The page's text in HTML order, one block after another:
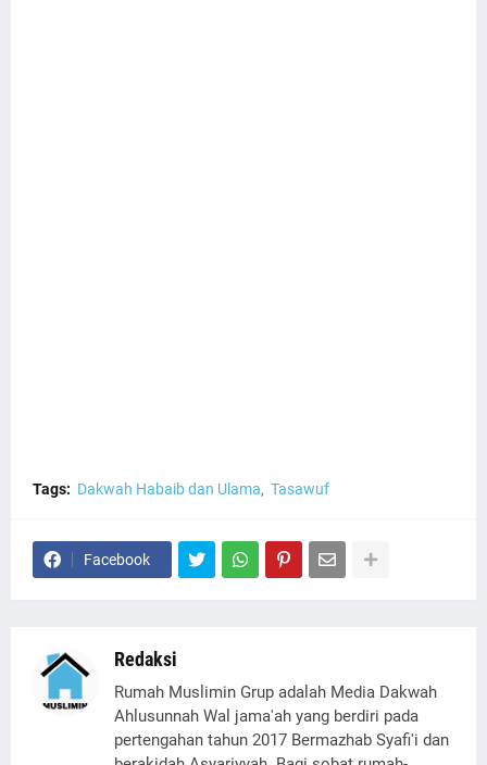
Tags: Dakwah Habaib dan Ulama Tasawuf
Facebook
Redaksi
Rumah Muslimin Grup adalah Media Dakwah
Ahlusunnah Wal jama'ah yang berdiri pada
pertengahan tahun 2017 Bermazhab Syafi'i dan